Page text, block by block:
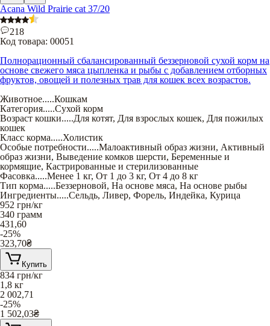
Acana Wild Prairie cat 37/20
218
Код товара: 00051
Полнорационный сбалансированный беззерновой сухой корм на
основе свежего мяса цыпленка и рыбы с добавлением отборных
фруктов, овощей и полезных трав для кошек всех возрастов.
Животное.....Кошкам
Категория.....Сухой корм
Возраст кошки.....Для котят, Для взрослых кошек, Для пожилых
кошек
Класс корма.....Холистик
Особые потребности.....Малоактивный образ жизни, Активный
образ жизни, Выведение комков шерсти, Беременные и
кормящие, Кастрированные и стерилизованные
Фасовка.....Менее 1 кг, От 1 до 3 кг, От 4 до 8 кг
Тип корма.....Беззерновой, На основе мяса, На основе рыбы
Ингредиенты.....Сельдь, Ливер, Форель, Индейка, Курица
952 грн/кг
340 грамм
431,60
-25%
323,70₴
Купить
834 грн/кг
1,8 кг
2 002,71
-25%
1 502,03₴